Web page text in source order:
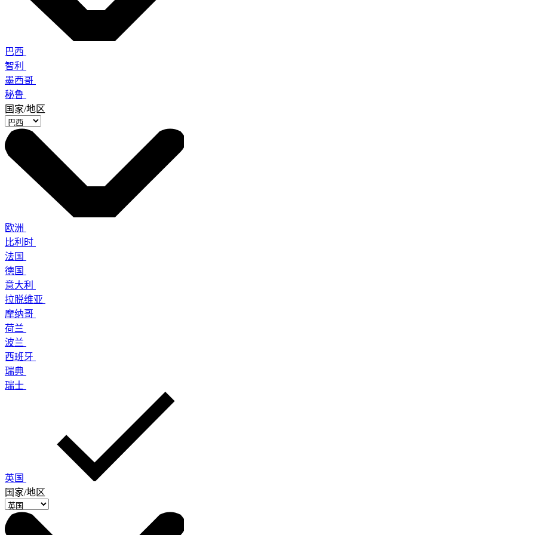
巴西
智利
墨西哥
秘鲁
国家/地区
欧洲
比利时
法国
德国
意大利
拉脱维亚
摩纳哥
荷兰
波兰
西班牙
瑞典
瑞士
英国
国家/地区